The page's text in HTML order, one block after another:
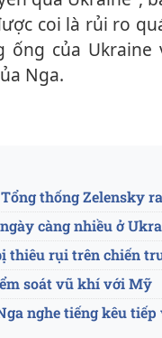
coi là rủi ro
ống của
Nga.
thống Zelensky
càng nhiều ở
thiêu rụi trên chiến
soát vũ khí với Mỹ
nghe tiếng kêu